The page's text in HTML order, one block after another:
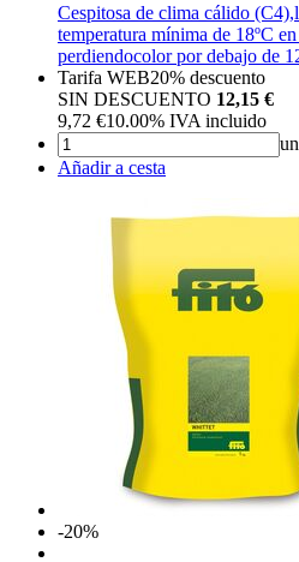
Cespitosa de clima cálido
temperatura mínima de 18ºC
perdiendocolor por debajo de
Tarifa WEB20% descuento
SIN DESCUENTO 12,15 €
9,72 €10.00% IVA incluido
Añadir a cesta
-20%